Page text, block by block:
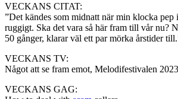
VECKANS CITAT:
”Det kändes som midnatt när min klocka
ruggigt. Ska det vara så här fram till vår nu?
50 gånger, klarar väl ett par mörka årstider
VECKANS TV:
Något att se fram emot, Melodifestivalen
VECKANS GAG: